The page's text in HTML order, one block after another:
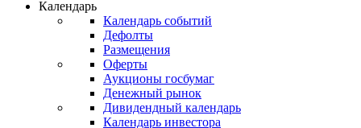
Откройте глобальную базу данных
Получить доступ
Календарь
Календарь событий
Дефолты
Размещения
Оферты